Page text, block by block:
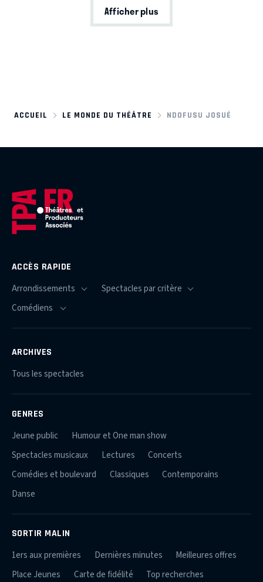
Afficher plus
ACCUEIL LE MONDE DU THÉÂTRE NDOFUSU JOSUÉ
ACCÈS RAPIDE
ARCHIVES
Tous les spectacles
GENRES
Jeune public
Humour et One man show
Spectacles musicaux
Lectures
Concerts
Comédies et boulevard
Classiques
Contemporains
Danse
SORTIR MALIN
1ers aux premières Dernières minutes
Meilleures offres
Place Jeunes
Carte de fidélité Top recherches